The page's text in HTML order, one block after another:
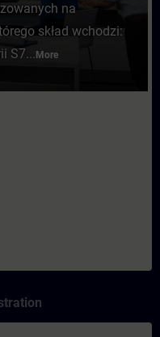
na
skład wchodzi:
S7... More